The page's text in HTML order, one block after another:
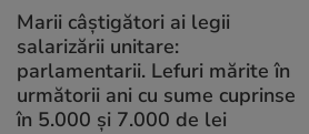
Marii câștigători ai legii
salarizării unitare:
parlamentarii. Lefuri mărite în
următorii ani cu sume cuprinse
în 5.000 și 7.000 de lei